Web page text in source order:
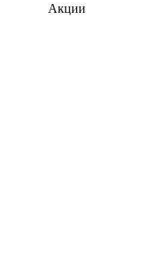
Акции